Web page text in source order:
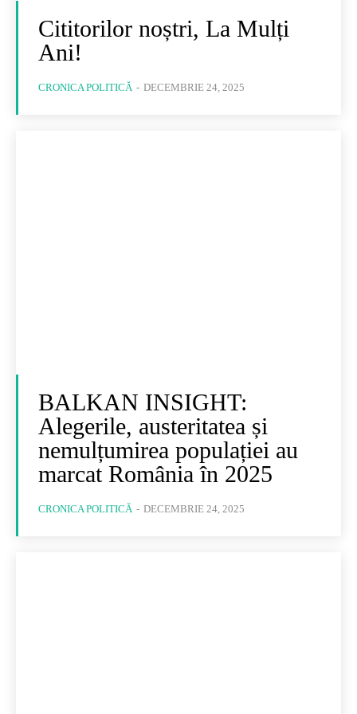
Cititorilor noștri, La Mulți
Ani!
CRONICA POLITICĂ - DECEMBRIE 24, 2025
BALKAN INSIGHT:
Alegerile, austeritatea și
nemulțumirea populației au
marcat România în 2025
CRONICA POLITICĂ - DECEMBRIE 24, 2025